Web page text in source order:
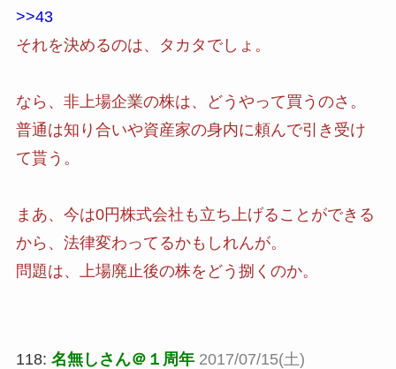
>>43
それを決めるのは、タカタでしょ。
なら、非上場企業の株は、どうやって買うのさ。
普通は知り合いや資産家の身内に頼んで引き受け
て貰う。
まあ、今は0円株式会社も立ち上げることができる
から、法律変わってるかもしれんが。
問題は、上場廃止後の株をどう捌くのか。
118: 名無しさん＠１周年 2017/07/15(土)